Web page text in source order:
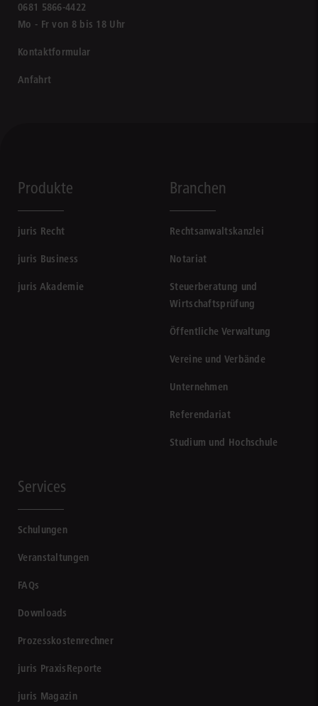
0681 5866-4422
Mo - Fr von 8 bis 18 Uhr
Kontaktformular
Anfahrt
Produkte
juris Recht
juris Business
juris Akademie
Branchen
Rechtsanwaltskanzlei
Notariat
Steuerberatung und
Wirtschaftsprüfung
Öffentliche Verwaltung
Vereine und Verbände
Unternehmen
Referendariat
Studium und Hochschule
Services
Schulungen
Veranstaltungen
FAQs
Downloads
Prozesskostenrechner
juris PraxisReporte
juris Magazin